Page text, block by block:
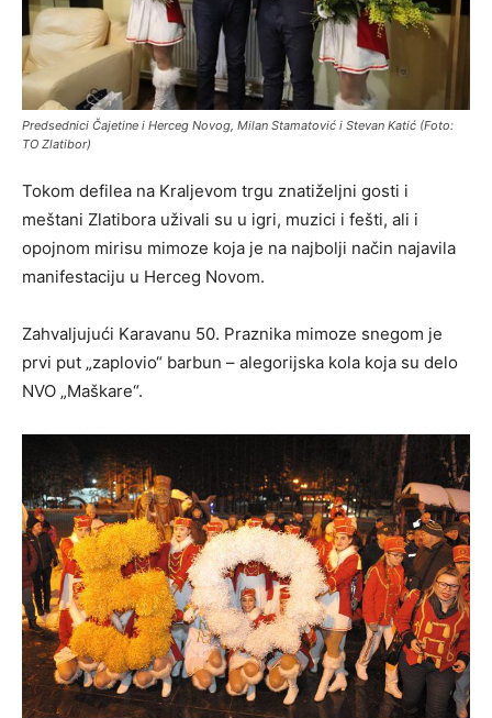
Predsednici Čajetine i Herceg Novog, Milan Stamatović i Stevan Katić (Foto:
TO Zlatibor)
Tokom defilea na Kraljevom trgu znatiželjni gosti i
meštani Zlatibora uživali su u igri, muzici i fešti, ali i
opojnom mirisu mimoze koja je na najbolji način najavila
manifestaciju u Herceg Novom.
Zahvaljujući Karavanu 50. Praznika mimoze snegom je
prvi put „zaplovio“ barbun – alegorijska kola koja su delo
NVO „Maškare“.